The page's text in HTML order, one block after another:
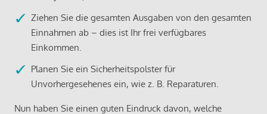
Ziehen Sie die gesamten Ausgaben von den gesamten
Einnahmen ab – dies ist Ihr frei verfügbares
Einkommen.
Planen Sie ein Sicherheitspolster für
Unvorhergesehenes ein, wie z. B. Reparaturen.
Nun haben Sie einen guten Eindruck davon, welche